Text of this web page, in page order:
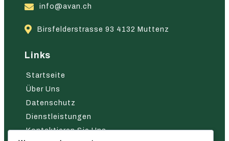
info@avan.ch
Birsfelderstrasse 93 4132 Muttenz
Links
Startseite
Über Uns
Datenschutz
Dienstleistungen
Kontaktieren Sie Uns